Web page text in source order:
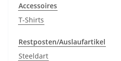
Accessoires
T-Shirts
Restposten/Auslaufartikel
Steeldart